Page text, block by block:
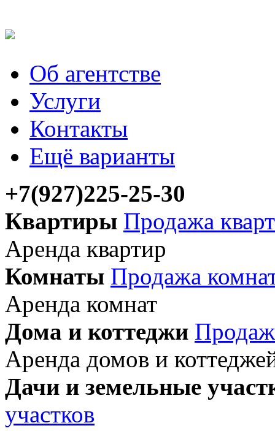
Об агентстве
Услуги
Контакты
Ещё варианты
+7(927)225-25-30
Квартиры Продажа
Аренда квартир
Комнаты Продажа
Аренда комнат
Дома и коттеджи
Аренда домов и
Дачи и земельные
участков